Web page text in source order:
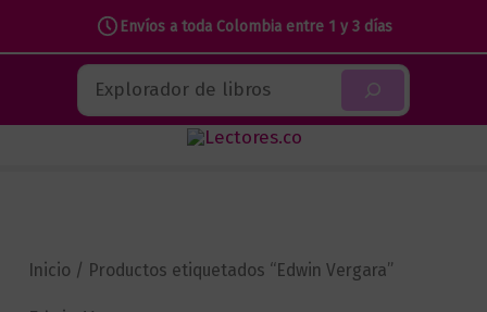
Envíos a toda Colombia entre 1 y 3 días
contenido
Buscar
Inicio / Productos etiquetados “Edwin Vergara”